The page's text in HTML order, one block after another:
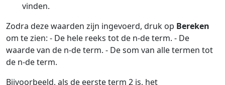
vinden.
Zodra deze waarden zijn ingevoerd, druk op Bereken
om te zien: - De hele reeks tot de n-de term. - De
waarde van de n-de term. - De som van alle termen tot
de n-de term.
Bijvoorbeeld, als de eerste term 2 is, het